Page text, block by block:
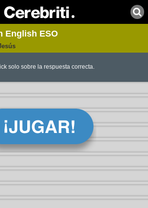
English ESO
solo sobre la respuesta correcta.